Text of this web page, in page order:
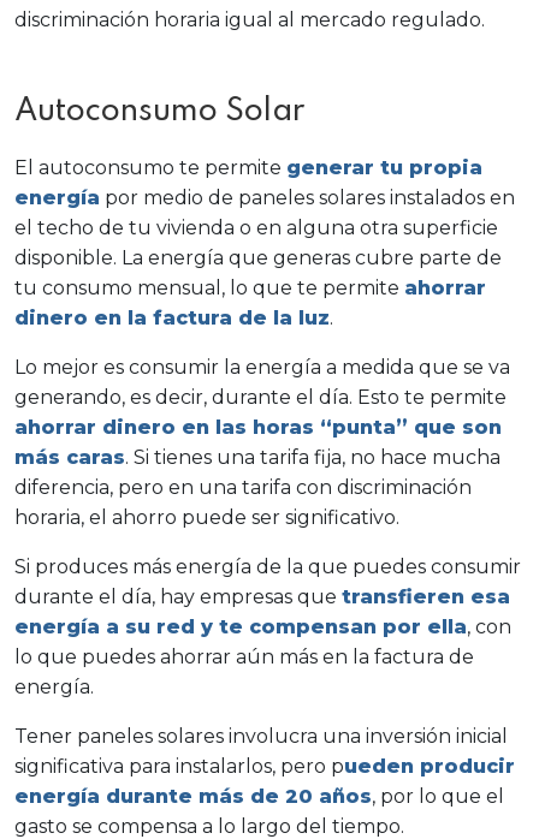
discriminación horaria igual al mercado regulado.
Autoconsumo Solar
El autoconsumo te permite generar tu propia
energía por medio de paneles solares instalados en
el techo de tu vivienda o en alguna otra superficie
disponible. La energía que generas cubre parte de
tu consumo mensual, lo que te permite ahorrar
dinero en la factura de la luz.
Lo mejor es consumir la energía a medida que se va
generando, es decir, durante el día. Esto te permite
ahorrar dinero en las horas “punta” que son
más caras. Si tienes una tarifa fija, no hace mucha
diferencia, pero en una tarifa con discriminación
horaria, el ahorro puede ser significativo.
Si produces más energía de la que puedes consumir
durante el día, hay empresas que transfieren esa
energía a su red y te compensan por ella, con
lo que puedes ahorrar aún más en la factura de
energía.
Tener paneles solares involucra una inversión inicial
significativa para instalarlos, pero pueden producir
energía durante más de 20 años, por lo que el
gasto se compensa a lo largo del tiempo.